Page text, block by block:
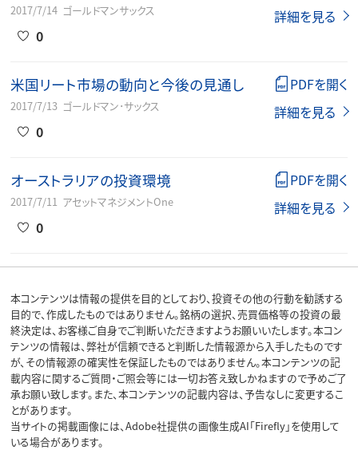
2017/7/14 ゴールドマンサックス
0
詳細を見る
米国リート市場の動向と今後の見通し
2017/7/13 ゴールドマン･サックス
0
PDFを開く
詳細を見る
オーストラリアの投資環境
2017/7/11 アセットマネジメントOne
0
PDFを開く
詳細を見る
本コンテンツは情報の提供を目的としており、投資その他の行動を勧誘する
目的で、作成したものではありません。銘柄の選択、売買価格等の投資の最
終決定は、お客様ご自身でご判断いただきますようお願いいたします。本コン
テンツの情報は、弊社が信頼できると判断した情報源から入手したものです
が、その情報源の確実性を保証したものではありません。本コンテンツの記
載内容に関するご質問・ご照会等には一切お答え致しかねますので予めご了
承お願い致します。また、本コンテンツの記載内容は、予告なしに変更するこ
とがあります。
当サイトの掲載画像には、Adobe社提供の画像生成AI「Firefly」を使用して
いる場合があります。